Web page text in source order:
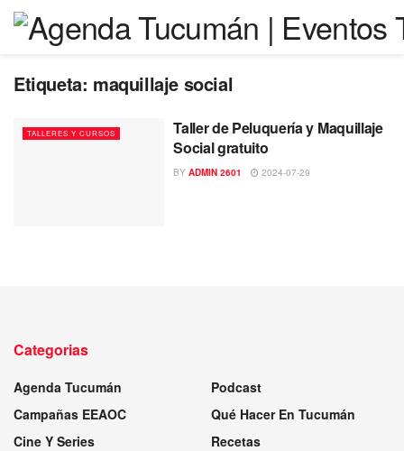
Etiqueta: maquillaje social
TALLERES Y CURSOS
Taller de Peluquería y Maquillaje
Social gratuito
BY ADMIN 2601 2024-07-29
Categorias
Agenda Tucumán
Campañas EEAOC
Cine Y Series
Podcast
Qué Hacer En Tucumán
Recetas